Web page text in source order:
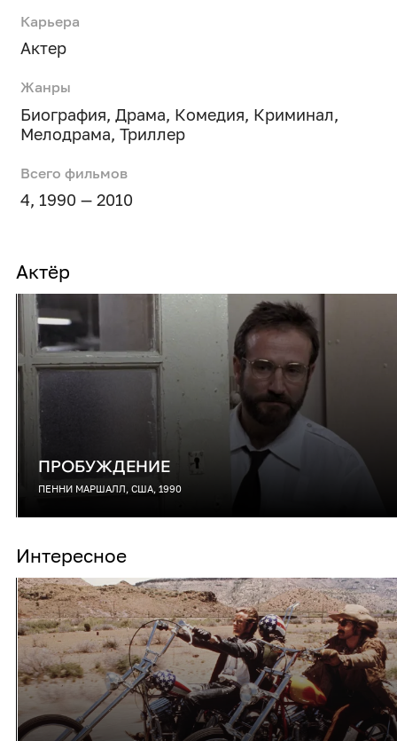
Карьера
Актер
Жанры
Биография, Драма, Комедия, Криминал,
Мелодрама, Триллер
Всего фильмов
4, 1990 — 2010
Актёр
ПРОБУЖДЕНИЕ
ПЕННИ МАРШАЛЛ, США, 1990
Интересное